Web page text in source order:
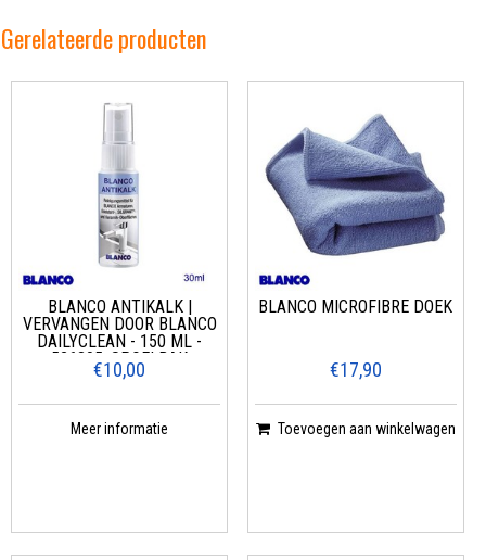
Gerelateerde producten
BLANCO ANTIKALK |
VERVANGEN DOOR BLANCO
DAILYCLEAN - 150 ML -
526305, SPOELBAK
€10,00
Meer informatie
BLANCO MICROFIBRE DOEK
€17,90
Toevoegen aan winkelwagen